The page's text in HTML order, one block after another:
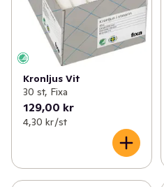
Säsongspynt (7)
Kronljus Vit
30 st, Fixa
129,00 kr
4,30 kr /st